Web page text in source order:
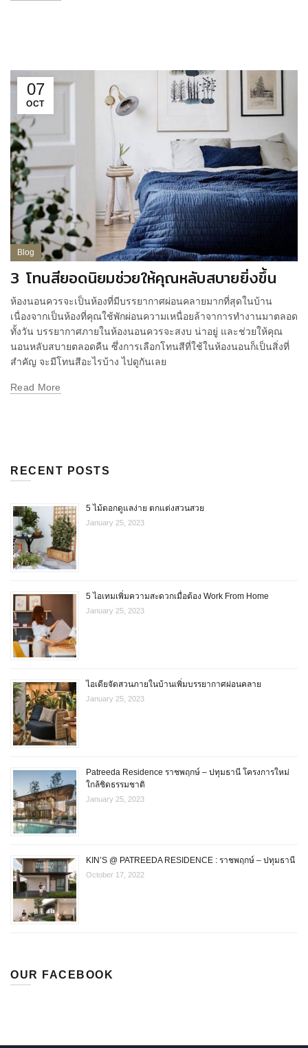
07
OCT
Blog
3 โทนสียอดนิยมช่วยให้คุณหลับสบายยิ่งขึ้น
ห้องนอนควรจะเป็นห้องที่มีบรรยากาศผ่อนคลายมากที่สุดในบ้าน
เนื่องจากเป็นห้องที่คุณใช้พักผ่อนความเหนื่อยล้าจาการทำงานมาตลอด
ทั้งวัน บรรยากาศภายในห้องนอนควรจะสงบ น่าอยู่ และช่วยให้คุณ
นอนหลับสบายตลอดคืน ซึ่งการเลือกโทนสีที่ใช้ในห้องนอนก็เป็นสิ่งที่
สำคัญ จะมีโทนสีอะไรบ้าง ไปดูกันเลย
Read More
RECENT POSTS
5 ไม้ดอกดูแลง่าย ตกแต่งสวนสวย
January 25, 2023
5 ไอเทมเพิ่มความสะดวกเมื่อต้อง Work From Home
January 25, 2023
ไอเดียจัดสวนภายในบ้านเพิ่มบรรยากาศผ่อนคลาย
January 25, 2023
Patreeda Residence ราชพฤกษ์ – ปทุมธานี โครงการใหม่
ใกล้ชิดธรรมชาติ
January 25, 2023
KIN’S @ PATREEDA RESIDENCE : ราชพฤกษ์ – ปทุมธานี
October 17, 2022
OUR FACEBOOK